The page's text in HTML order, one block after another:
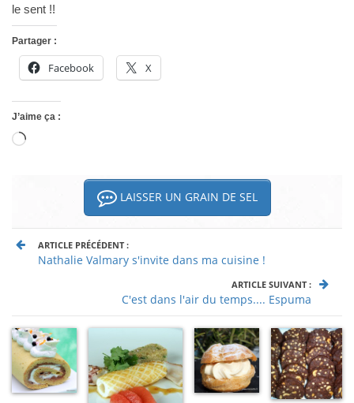
le sent !!
Partager :
Facebook X
J’aime ça :
Chargement…
LAISSER UN GRAIN DE SEL
ARTICLE PRÉCÉDENT :
Nathalie Valmary s'invite dans ma cuisine !
ARTICLE SUIVANT :
C'est dans l'air du temps.... Espuma